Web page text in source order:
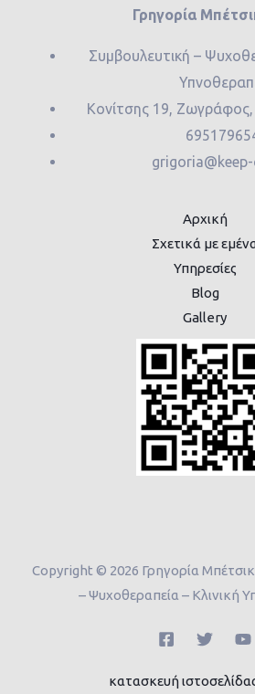
Γρηγορία
Συμβουλευτική –
Κονίτσης 19,
Αρχική
Σχετικά με
Υπηρεσίες
Blog
Gallery
Copyright © 2026 Γρηγορία
– Ψυχοθεραπεία – Κλινική
κατασκευή